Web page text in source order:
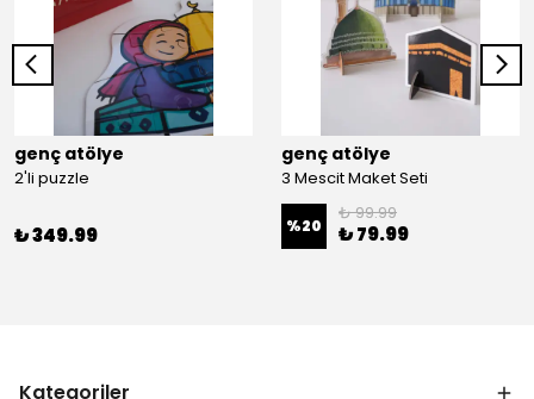
genç atölye
2'li puzzle
₺ 349.99
genç atölye
3 Mescit Maket Seti
%20
₺ 99.99
₺ 79.99
Kategoriler